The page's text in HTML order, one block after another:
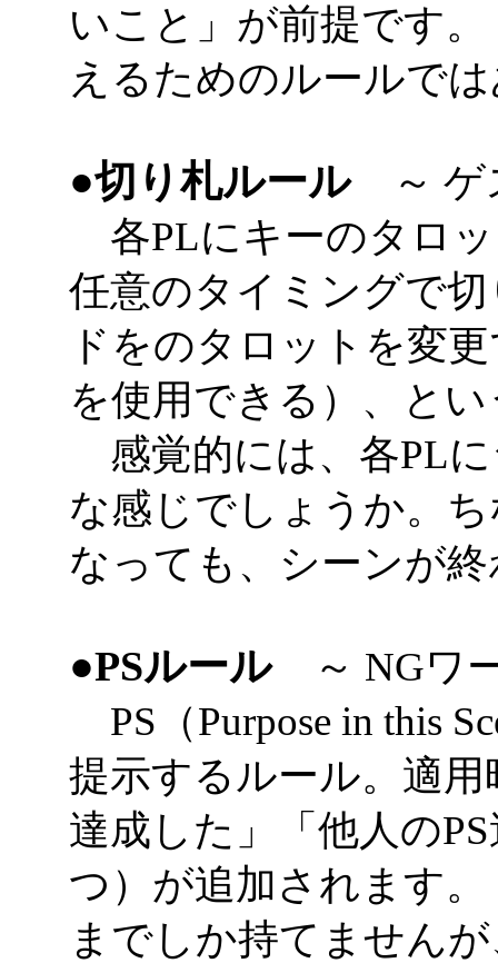
いこと」が前提です
えるためのルールで
●切り札ルール～ ゲ
各PLにキーのタロ
任意のタイミングで
ドをのタロットを変
を使用できる）、と
感覚的には、各PL
な感じでしょうか。
なっても、シーンが
●PSルール～ NGワー
PS（Purpose in this
提示するルール。適
達成した」「他人の
つ）が追加されます
までしか持てません